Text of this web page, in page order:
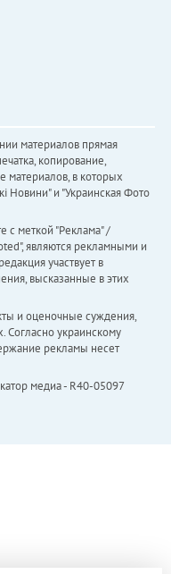
материалов прямая
копирование,
материалов, в которых
Новини" и "Украинская Фото
с меткой "Реклама" /
являются рекламными и
участвует в
высказанные в этих
и оценочные суждения,
Согласно украинскому
рекламы несет
медиа - R40-05097